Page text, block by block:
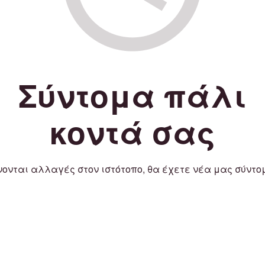
Σύντομα πάλι
κοντά σας
αλλαγές στον ιστότοπο, θα έχετε νέα μας